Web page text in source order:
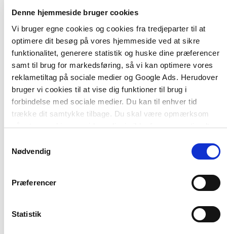
Denne hjemmeside bruger cookies
Vi bruger egne cookies og cookies fra tredjeparter til at
optimere dit besøg på vores hjemmeside ved at sikre
funktionalitet, generere statistik og huske dine præferencer
samt til brug for markedsføring, så vi kan optimere vores
reklametiltag på sociale medier og Google Ads. Herudover
bruger vi cookies til at vise dig funktioner til brug i
forbindelse med sociale medier. Du kan til enhver tid
trække dit samtykke tilbage. Du skal være opmærksom
på, at vores hjemmeside muligvis ikke fungerer optimalt,
samtykke.
Nødvendig
Præferencer
Statistik
med.